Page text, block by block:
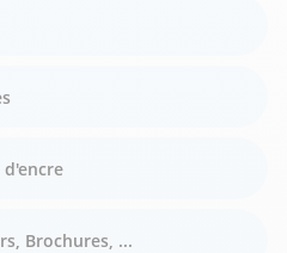
Brochures, ...